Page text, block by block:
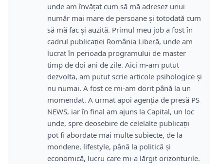
unde am învățat cum să mă adresez unui
număr mai mare de persoane și totodată cum
să mă fac și auzită. Primul meu job a fost în
cadrul publicației România Liberă, unde am
lucrat în perioada programului de master
timp de doi ani de zile. Aici m-am putut
dezvolta, am putut scrie articole psihologice și
nu numai. A fost ce mi-am dorit până la un
momendat. A urmat apoi agenția de presă PS
NEWS, iar în final am ajuns la Capital, un loc
unde, spre deosebire de celelalte publicații
pot fi abordate mai multe subiecte, de la
mondene, lifestyle, până la politică și
economică, lucru care mi-a lărgit orizonturile.